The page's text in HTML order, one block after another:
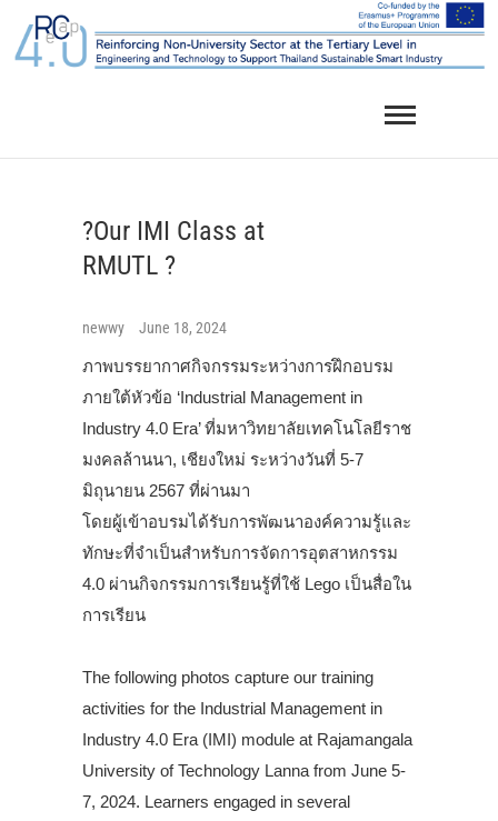
content
?Our IMI Class at
RMUTL ?
newwy June 18, 2024
ภาพบรรยากาศกิจกรรมระหว่างการฝึกอบรม
ภายใต้หัวข้อ ‘Industrial Management in
Industry 4.0 Era’ ที่มหาวิทยาลัยเทคโนโลยีราช
มงคลล้านนา, เชียงใหม่ ระหว่างวันที่ 5-7
มิถุนายน 2567 ที่ผ่านมา
โดยผู้เข้าอบรมได้รับการพัฒนาองค์ความรู้และ
ทักษะที่จำเป็นสำหรับการจัดการอุตสาหกรรม
4.0 ผ่านกิจกรรมการเรียนรู้ที่ใช้ Lego เป็นสื่อใน
การเรียน
The following photos capture our training
activities for the Industrial Management in
Industry 4.0 Era (IMI) module at Rajamangala
University of Technology Lanna from June 5-
7, 2024. Learners engaged in several